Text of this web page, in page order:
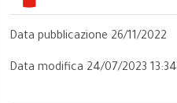
Data pubblicazione 26/11/2022
Data modifica 24/07/2023 13:34